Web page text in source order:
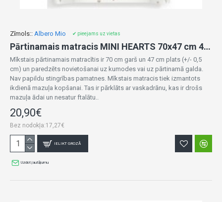
Zīmols:: Albero Mio ✔ pieejams uz vietas
Pārtinamais matracis MINI HEARTS 70x47 cm 41279
Mīkstais pārtinamais matracītis ir 70 cm garš un 47 cm plats (+/- 0,5
cm) un paredzēts novietošanai uz kumodes vai uz pārtinamā galda.
Nav papildu stingrības pamatnes. Mīkstais matracis tiek izmantots
ikdienā mazuļa kopšanai. Tas ir pārklāts ar vaskadrānu, kas ir drošs
mazuļa ādai un nesatur ftalātu..
20,90€
Bez nodokļa:17,27€
IELIKT GROZĀ
Uzdot jautājumu